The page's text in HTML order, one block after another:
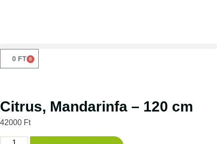
0 FT 0
Citrus, Mandarinfa – 120 cm
42000 Ft